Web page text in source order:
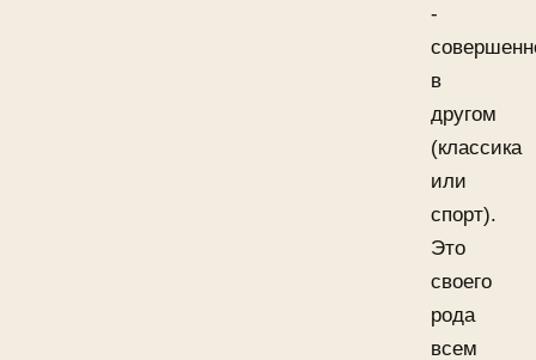
-
в
другом
(классика
или
спорт).
Это
своего
рода
всем